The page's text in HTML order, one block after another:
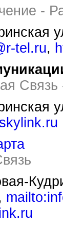
-
tel.ru,
Связь